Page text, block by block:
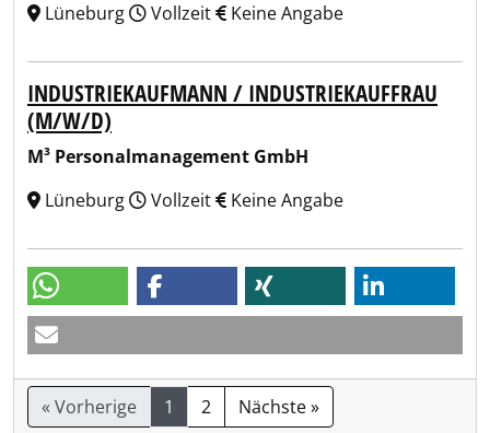
Lüneburg
Vollzeit Keine Angabe
INDUSTRIEKAUFMANN / INDUSTRIEKAUFFRAU
(M/W/D)
M³ Personalmanagement GmbH
Lüneburg
Vollzeit Keine Angabe
« Vorherige 1 2 Nächste »